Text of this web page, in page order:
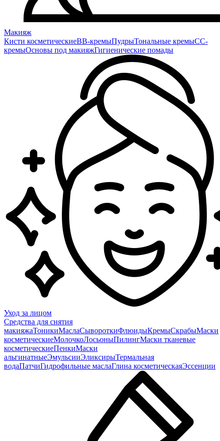
Макияж
Кисти косметическиеBB-кремыПудрыТональные кремыCC-
кремыОсновы под макияжГигиенические помады
Уход за лицом
Средства для снятия
макияжаТоникиМаслаСывороткиФлюидыКремыСкрабыМаски
косметическиеМолочкоЛосьоныПилингМаски тканевые
косметическиеПенкиМаски
альгинатныеЭмульсииЭликсирыТермальная
водаПатчиГидрофильные маслаГлина косметическаяЭссенции